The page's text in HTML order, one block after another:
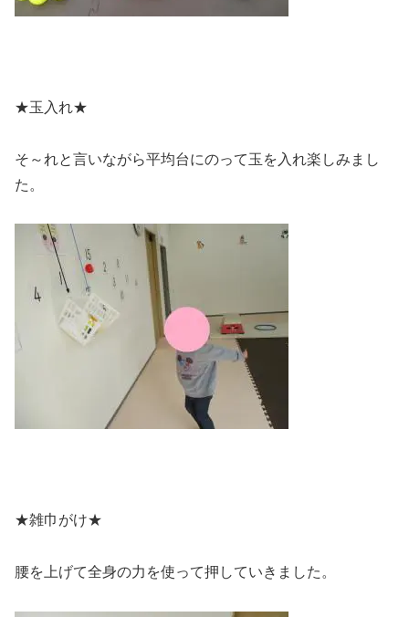
★玉入れ★
そ～れと言いながら平均台にのって玉を入れ楽しみまし
た。
★雑巾がけ★
腰を上げて全身の力を使って押していきました。